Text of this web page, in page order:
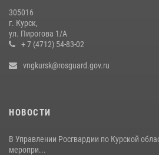
Центральный округ Росгвардии отмечает
15 июля 2026, 10:00
305016
г. Курск,
ул. Пирогова 1/А
+ 7 (4712) 54-83-02
vngkursk@rosguard.gov.ru
НОВОСТИ
В Управлении Росгвардии по Курской
меропри...